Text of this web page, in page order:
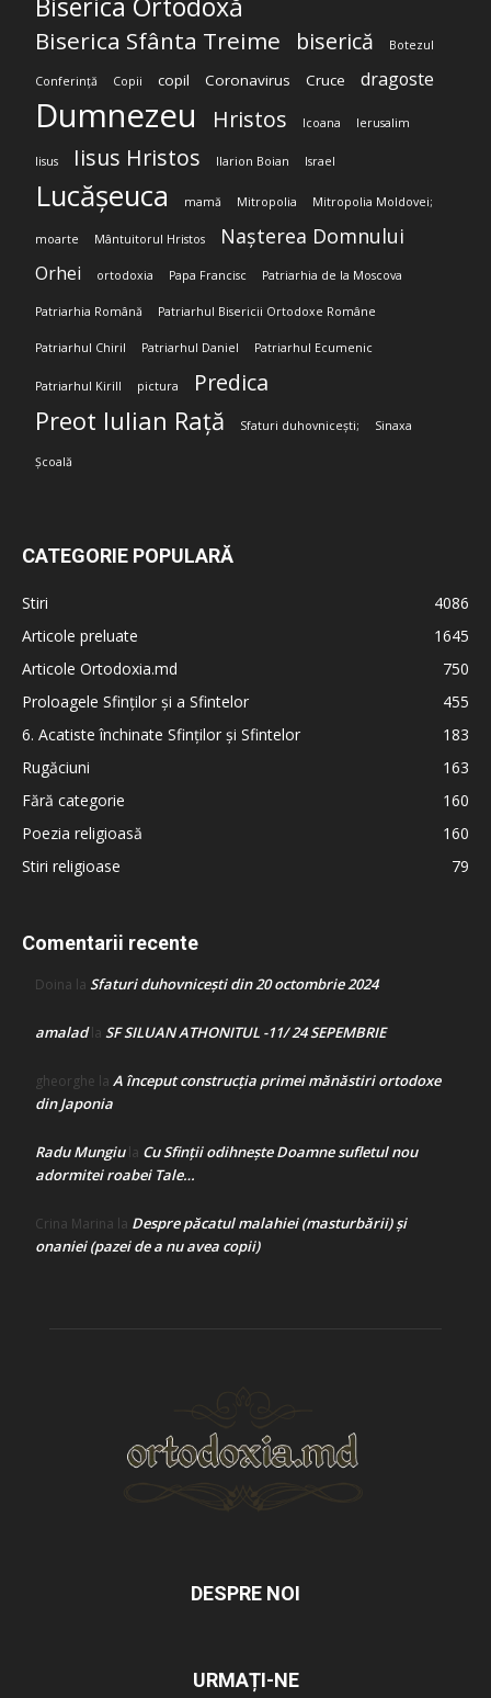
Biserica Sfânta Treime biserică Botezul
Conferință Copii copil Coronavirus Cruce dragoste
Dumnezeu Hristos Icoana Ierusalim
Iisus Iisus Hristos Ilarion Boian Israel
Lucășeuca mamă Mitropolia Mitropolia Moldovei;
moarte Mântuitorul Hristos Nașterea Domnului
Orhei ortodoxia Papa Francisc Patriarhia de la Moscova
Patriarhia Română Patriarhul Bisericii Ortodoxe Române
Patriarhul Chiril Patriarhul Daniel Patriarhul Ecumenic
Patriarhul Kirill pictura Predica
Preot Iulian Rață Sfaturi duhovnicești; Sinaxa
Școală
CATEGORIE POPULARĂ
Stiri
4086
Articole preluate
1645
Articole Ortodoxia.md
750
Proloagele Sfinților și a Sfintelor
455
6. Acatiste închinate Sfinților și Sfintelor
183
Rugăciuni
163
Fără categorie
160
Poezia religioasă
160
Stiri religioase
79
Comentarii recente
Doina la Sfaturi duhovnicești din 20 octombrie 2024
amaladla SF SILUAN ATHONITUL -11/ 24 SEPEMBRIE
gheorghe la A început construcţia primei mănăstiri ortodoxe
din Japonia
Radu Mungiula Cu Sfinții odihnește Doamne sufletul nou
adormitei roabei Tale…
Crina Marina la Despre păcatul malahiei (masturbării) şi
onaniei (pazei de a nu avea copii)
DESPRE NOI
URMAȚI-NE